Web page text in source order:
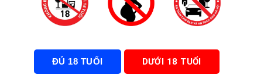
SÁCH
ĐỦ 18 TUỔI DƯỚI 18 TUỔI